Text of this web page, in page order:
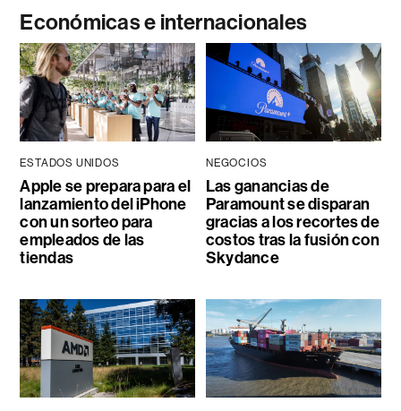
Económicas e internacionales
ESTADOS UNIDOS
Apple se prepara para el
lanzamiento del iPhone
con un sorteo para
empleados de las
tiendas
NEGOCIOS
Las ganancias de
Paramount se disparan
gracias a los recortes de
costos tras la fusión con
Skydance